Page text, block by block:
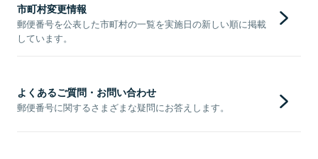
市町村変更情報
郵便番号を公表した市町村の一覧を実施日の新しい順に掲載
しています。
よくあるご質問・お問い合わせ
郵便番号に関するさまざまな疑問にお答えします。